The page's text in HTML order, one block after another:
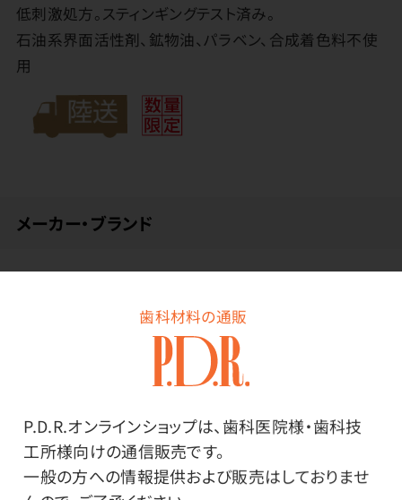
歯科材料の通販
P.D.R.オンラインショップは、歯科医院様・歯科技
工所様向けの通信販売です。
一般の方への情報提供および販売はしておりませ
低刺激処方。スティンギングテスト済み。
石油系界面活性剤、鉱物油、パラベン、合成着色料不使
用
メーカー・ブランド
生活の木
ケイヒ酸エチルヘキシル、ホモサレート、セバシン酸ジエ
チルヘキシル、アジピン酸ジイソプロピル、ジエチルアミ
ノヒドロキシベンゾイル安息香酸ヘキシル、サリチル酸